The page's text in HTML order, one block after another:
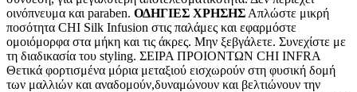
οινόπνευμα και paraben. ΟΔΗΓΙΕΣ ΧΡΗΣΗΣ Απλώστε μικρή
ποσότητα CHI Silk Infusion στις παλάμες και εφαρμόστε
ομοιόμορφα στα μήκη και τις άκρες. Μην ξεβγάλετε. Συνεχίστε με
τη διαδικασία του styling. ΣΕΙΡΑ ΠΡΟΙΟΝΤΩΝ CHI INFRA
Θετικά φορτισμένα μόρια μεταξιού εισχωρούν στη φυσική δομή
των μαλλιών και αναδομούν,δυναμώνουν και βελτιώνουν την